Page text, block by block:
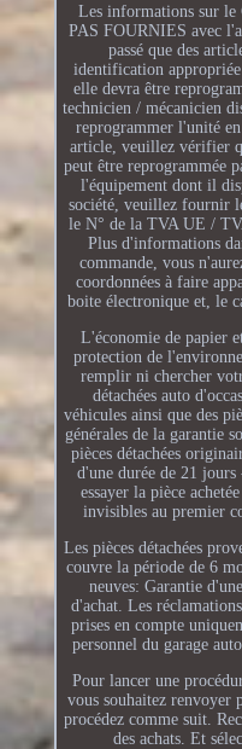
Les informations sur
PAS FOURNIES avec
passé que des
identification appropriée
elle devra être
technicien / mécanicien
reprogrammer l'unité
article, veuillez vérifier
peut être reprogrammée
l'équipement dont il
société, veuillez fournir
le N° de la TVA UE /
Plus d'informations
commande, vous
coordonnées à faire
boite électronique et, le
L'économie de papier
protection de
remplir ni chercher
détachées auto
véhicules ainsi que des
générales de la garantie
pièces détachées
d'une durée de 21
essayer la pièce
invisibles au premier
Les pièces détachées
couvre la période de 6
neuves: Garantie
d'achat. Les
prises en compte
personnel du garage
Pour lancer une
vous souhaitez renvoyer
procédez comme suit.
des achats. Et